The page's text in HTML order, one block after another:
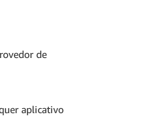
de
aplicativo